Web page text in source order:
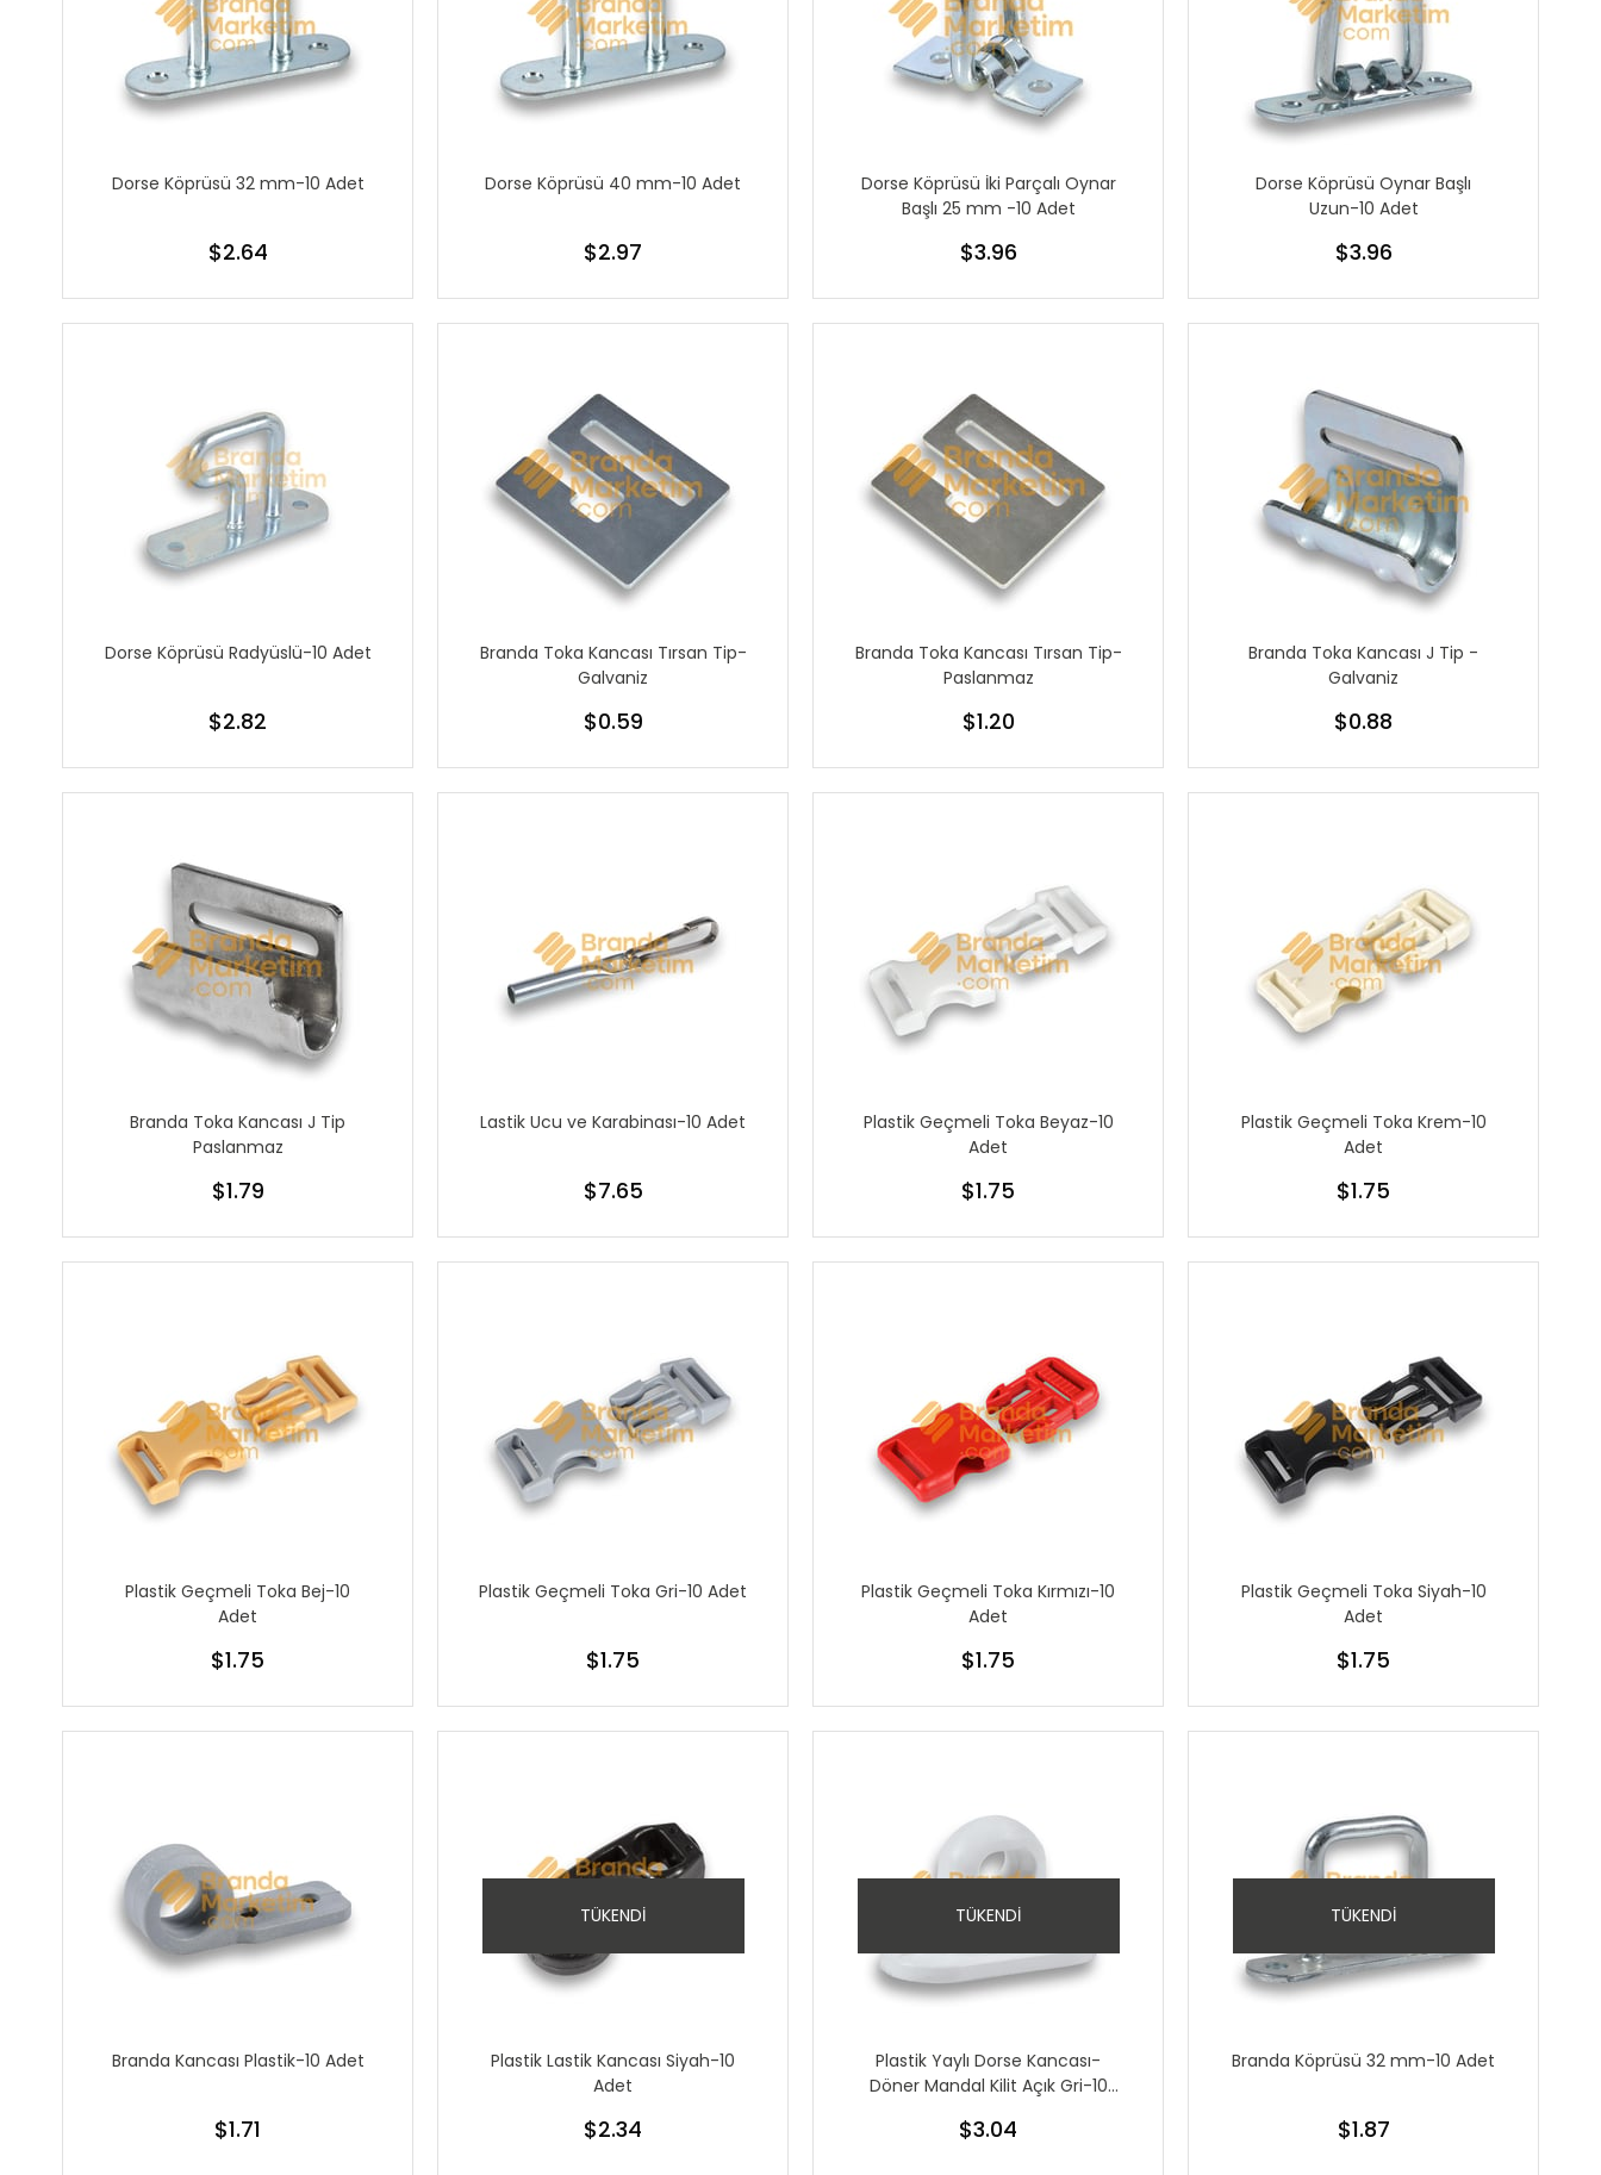
Dorse Köprüsü 32 mm-10 Adet
$2.64
Dorse Köprüsü 40 mm-10 Adet
$2.97
Dorse Köprüsü İki Parçalı Oynar
Başlı 25 mm -10 Adet
$3.96
Dorse Köprüsü Oynar Başlı
Uzun-10 Adet
$3.96
Dorse Köprüsü Radyüslü-10 Adet
$2.82
Branda Toka Kancası Tırsan Tip-
Galvaniz
$0.59
Branda Toka Kancası Tırsan Tip-
Paslanmaz
$1.20
Branda Toka Kancası J Tip -
Galvaniz
$0.88
Branda Toka Kancası J Tip
Paslanmaz
$1.79
Lastik Ucu ve Karabinası-10 Adet
$7.65
Plastik Geçmeli Toka Beyaz-10
Adet
$1.75
Plastik Geçmeli Toka Krem-10
Adet
$1.75
Plastik Geçmeli Toka Bej-10
Adet
$1.75
Plastik Geçmeli Toka Gri-10 Adet
$1.75
Plastik Geçmeli Toka Kırmızı-10
Adet
$1.75
Plastik Geçmeli Toka Siyah-10
Adet
$1.75
Branda Kancası Plastik-10 Adet
$1.71
TÜKENDI
Plastik Lastik Kancası Siyah-10
Adet
$2.34
TÜKENDI
Plastik Yaylı Dorse Kancası-
Döner Mandal Kilit Açık Gri-10
$3.04
TÜKENDI
Branda Köprüsü 32 mm-10 Adet
$1.87